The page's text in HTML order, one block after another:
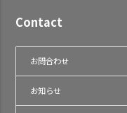
Contact
お問合わせ
お知らせ